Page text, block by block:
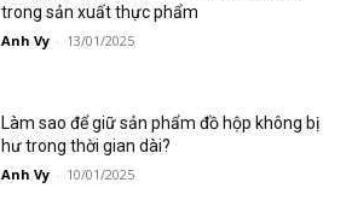
trong sản xuất thực phẩm
Anh Vy - 13/01/2025
Làm sao để giữ sản phẩm đồ hộp không bị
hư trong thời gian dài?
Anh Vy - 10/01/2025